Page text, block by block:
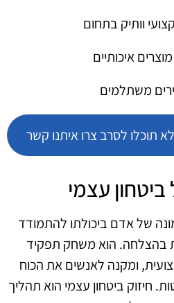
וותיק בתחום
מוצרים איכותיים
משתלמים
תוכלו לסרב צרו איתנו קשר
עצמי
של אדם ביכולתו להתמודד
בהצלחה. הוא משחק תפקיד
ומקנה לאנשים את הכוח
חיזוק ביטחון עצמי הוא תהליך